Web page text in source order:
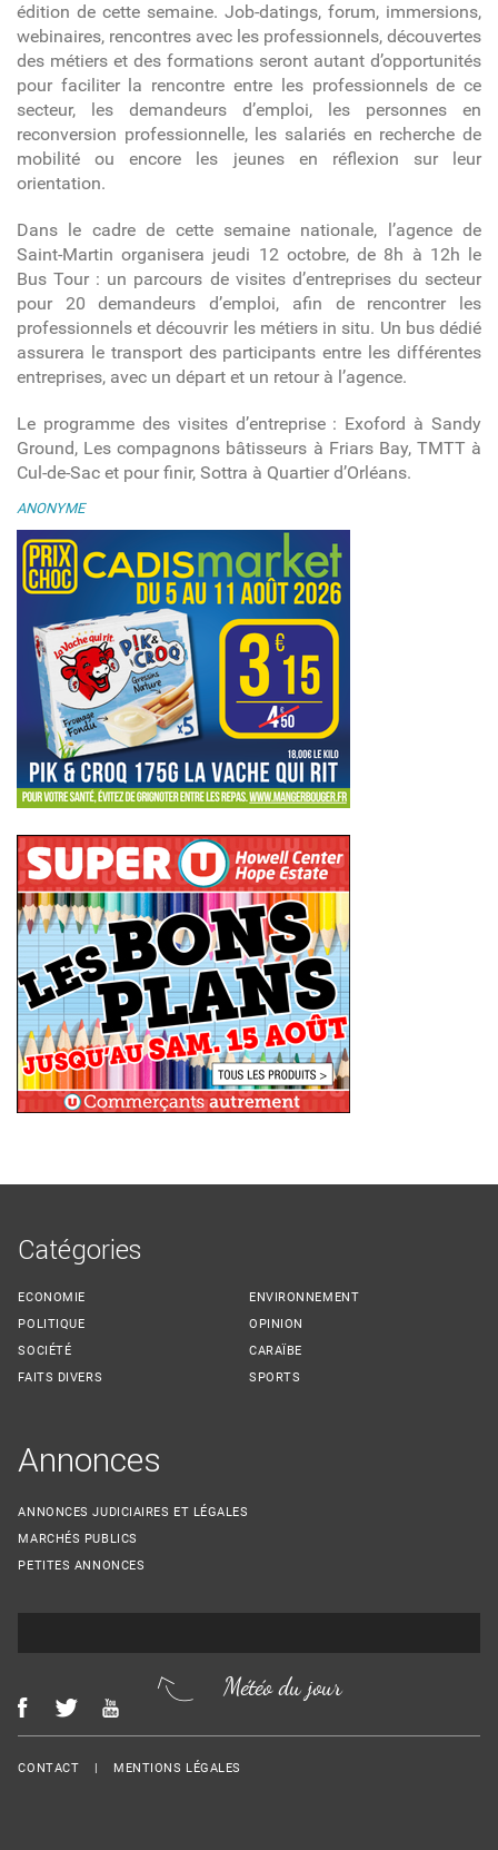
édition de cette semaine. Job-datings, forum, immersions,
webinaires, rencontres avec les professionnels, découvertes
des métiers et des formations seront autant d’opportunités
pour faciliter la rencontre entre les professionnels de ce
secteur, les demandeurs d’emploi, les personnes en
reconversion professionnelle, les salariés en recherche de
mobilité ou encore les jeunes en réflexion sur leur
orientation.
Dans le cadre de cette semaine nationale, l’agence de
Saint-Martin organisera jeudi 12 octobre, de 8h à 12h le
Bus Tour : un parcours de visites d’entreprises du secteur
pour 20 demandeurs d’emploi, afin de rencontrer les
professionnels et découvrir les métiers in situ. Un bus dédié
assurera le transport des participants entre les différentes
entreprises, avec un départ et un retour à l’agence.
Le programme des visites d’entreprise : Exoford à Sandy
Ground, Les compagnons bâtisseurs à Friars Bay, TMTT à
Cul-de-Sac et pour finir, Sottra à Quartier d’Orléans.
ANONYME
Catégories
ECONOMIE
POLITIQUE
SOCIÉTÉ
FAITS DIVERS
ENVIRONNEMENT
OPINION
CARAÏBE
SPORTS
Annonces
ANNONCES JUDICIAIRES ET LÉGALES
MARCHÉS PUBLICS
PETITES ANNONCES
Météo du jour
Menu Footer
CONTACT MENTIONS LÉGALES